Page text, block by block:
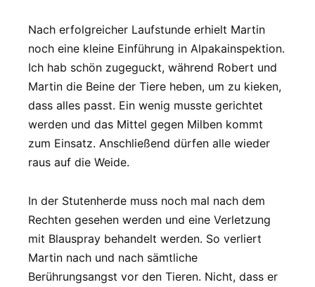
Nach erfolgreicher Laufstunde erhielt Martin
noch eine kleine Einführung in Alpakainspektion.
Ich hab schön zugeguckt, während Robert und
Martin die Beine der Tiere heben, um zu kieken,
dass alles passt. Ein wenig musste gerichtet
werden und das Mittel gegen Milben kommt
zum Einsatz. Anschließend dürfen alle wieder
raus auf die Weide.
In der Stutenherde muss noch mal nach dem
Rechten gesehen werden und eine Verletzung
mit Blauspray behandelt werden. So verliert
Martin nach und nach sämtliche
Berührungsangst vor den Tieren. Nicht, dass er